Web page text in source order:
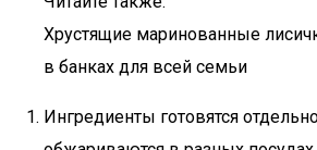
Хрустящие маринованные
в банках для всей семьи
Ингредиенты готовятся